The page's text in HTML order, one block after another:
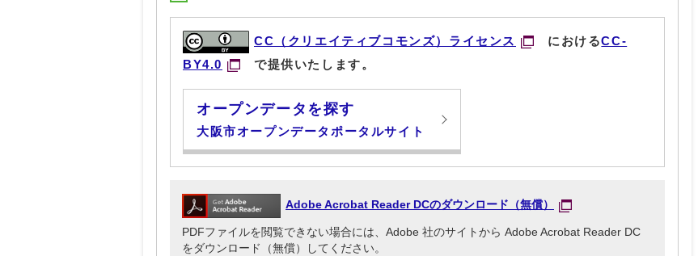
CC（クリエイティブコモンズ）ライセンス におけるCC-
BY4.0
で提供いたします。
オープンデータを探す
大阪市オープンデータポータルサイト
Adobe Acrobat Reader DCのダウンロード（無償）
PDFファイルを閲覧できない場合には、Adobe 社のサイトから Adobe Acrobat Reader DC
をダウンロード（無償）してください。